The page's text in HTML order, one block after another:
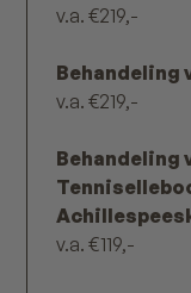
v.a. €219,-
Behandeling
v.a. €219,-
Behandeling
v.a. €119,-